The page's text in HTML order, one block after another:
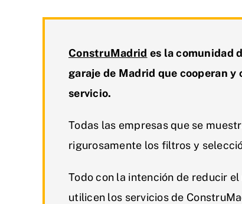
ConstruMadrid es la comunidad
garaje de Madrid que cooperan
servicio.
Todas las empresas que se
rigurosamente los filtros y
Todo con la intención de reducir
utilicen los servicios de